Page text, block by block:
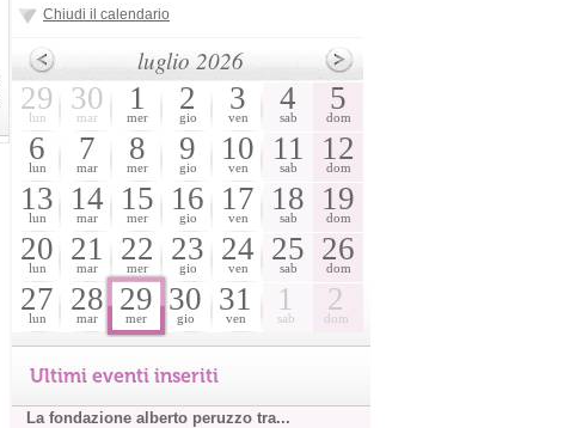
Chiudi il calendario
luglio 2026
29
lun
30
mar
1
mer
2
gio
3
ven
4
sab
5
dom
6
lun
7
mar
8
mer
9
gio
10
ven
11
sab
12
dom
13
lun
14
mar
15
mer
16
gio
17
ven
18
sab
19
dom
20
lun
21
mar
22
mer
23
gio
24
ven
25
sab
26
dom
27
lun
28
mar
29
mer
30
gio
31
ven
1
sab
2
dom
Ultimi eventi inseriti
La fondazione alberto peruzzo tra...